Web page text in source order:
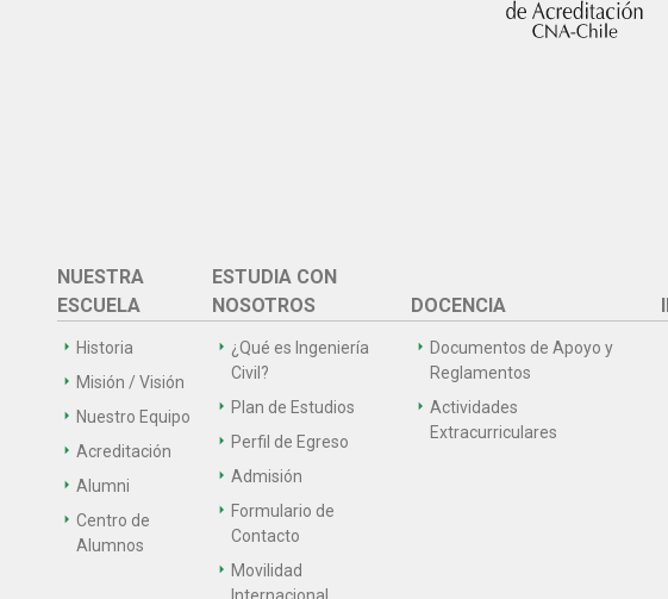
NUESTRA
ESCUELA
Historia
Misión / Visión
Nuestro Equipo
Acreditación
Alumni
Centro de
Alumnos
ESTUDIA CON
NOSOTROS
¿Qué es Ingeniería
Civil?
Plan de Estudios
Perfil de Egreso
Admisión
Formulario de
Contacto
Movilidad
DOCENCIA
Documentos de Apoyo y
Reglamentos
Actividades
Extracurriculares